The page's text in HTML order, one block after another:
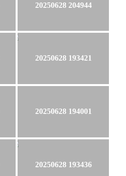
20250628 204944
20250628 193421
20250628 194001
20250628 193436